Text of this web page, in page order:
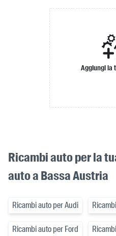
Aggiungi la
Ricambi auto per la
auto a Bassa Austria
Ricambi auto per Audi
Ricambi auto per Ford